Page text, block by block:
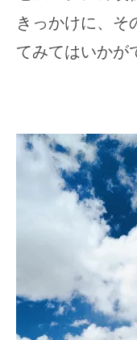
きっかけに、そ
てみてはいかが